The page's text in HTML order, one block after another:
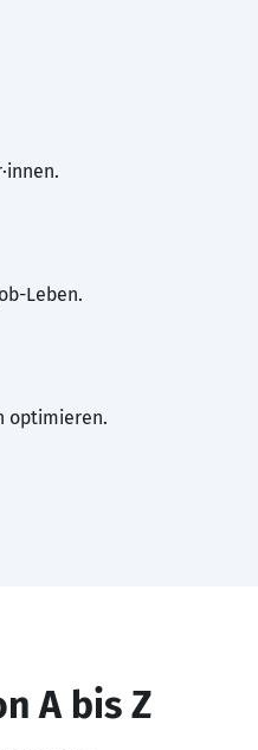
Leben.
optimieren.
A bis Z